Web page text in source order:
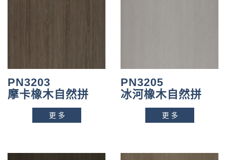
PN3203
摩卡橡木自然拼
更多
PN3205
冰河橡木自然拼
更多